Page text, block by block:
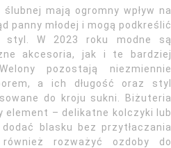
mają ogromny wpływ na
panny młodej i mogą podkreślić
styl. W 2023 roku modne są
akcesoria, jak i te bardziej
pozostają niezmiennie
a ich długość oraz styl
do kroju sukni. Biżuteria
element – delikatne kolczyki lub
blasku bez przytłaczania
również rozważyć ozdoby do